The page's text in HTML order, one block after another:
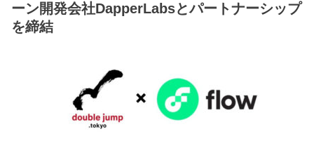
ーン開発会社DapperLabsとパートナーシップ
を締結